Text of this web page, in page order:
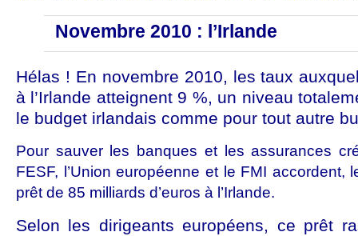
Novembre 2010 : l’Irlande
Hélas ! En novembre 2010, les taux
à l’Irlande atteignent 9 %, un niveau
le budget irlandais comme pour tout autre
Pour sauver les banques et les assurances
FESF, l’Union européenne et le FMI accordent,
prêt de 85 milliards d’euros à l’Irlande.
Selon les dirigeants européens, ce prêt